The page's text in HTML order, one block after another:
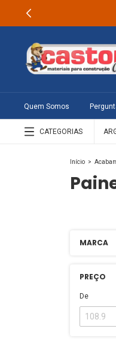
Quem Somos
CATEGORIAS
Início >
MARCA
PREÇO
De